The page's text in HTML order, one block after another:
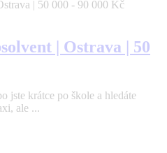
| Ostrava | 50
jste krátce po škole a hledáte
ale ...